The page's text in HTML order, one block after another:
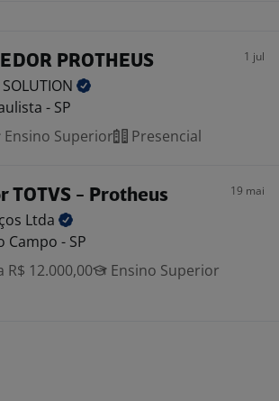
PROTHEUS 1 jul
SOLUTION
- SP
Ensino Superior Presencial
TOTVS - Protheus 19 mai
Ltda
Campo - SP
R$ 12.000,00
Ensino Superior